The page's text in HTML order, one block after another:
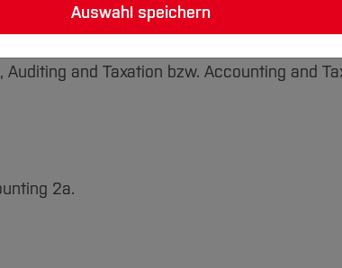
and Taxation bzw. Accounting and
2a.
Auswahl speichern